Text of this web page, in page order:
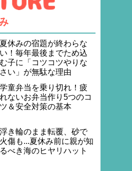
夏休みの宿題が終わらな
い！毎年最後までため込
む子に「コツコツやりな
さい」が無駄な理由
学童弁当を乗り切れ！疲
れないお弁当作り5つのコ
ツ＆安全対策の基本
浮き輪のまま転覆、砂で
火傷も...夏休み前に親が知
るべき海のヒヤリハット